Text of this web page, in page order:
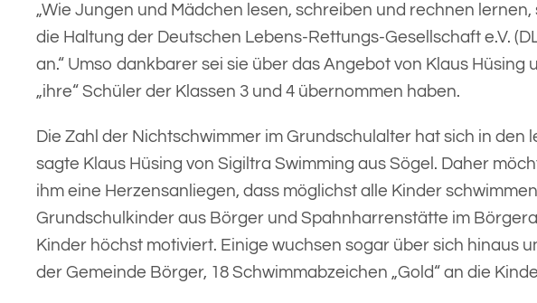
„Wie Jungen und Mädchen lesen, schreiben und rechnen
die Haltung der Deutschen Lebens-Rettungs-Gesellschaft e.V.
an.“ Umso dankbarer sei sie über das Angebot von Klaus
„ihre“ Schüler der Klassen 3 und 4 übernommen haben.
Die Zahl der Nichtschwimmer im Grundschulalter hat sich in
sagte Klaus Hüsing von Sigiltra Swimming aus Sögel. Daher
ihm eine Herzensanliegen, dass möglichst alle Kinder
Grundschulkinder aus Börger und Spahnharrenstätte im
Kinder höchst motiviert. Einige wuchsen sogar über sich
der Gemeinde Börger, 18 Schwimmabzeichen „Gold“ an die